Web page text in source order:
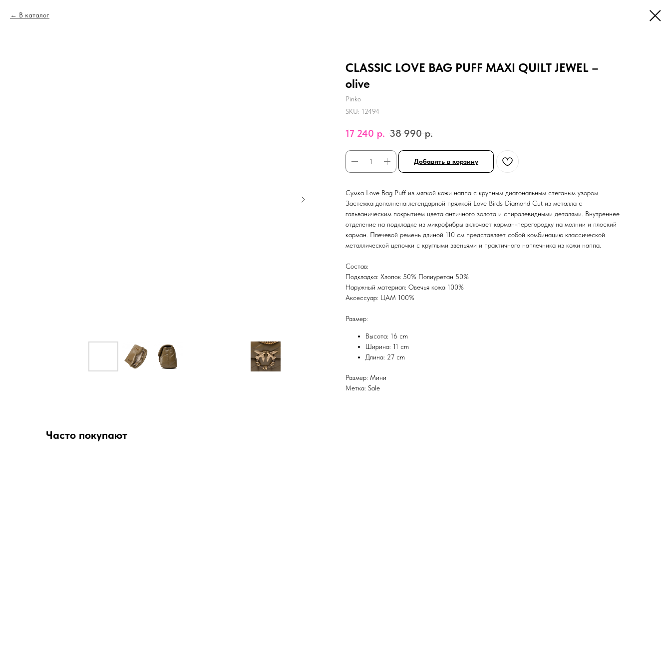
В каталог
CLASSIC LOVE BAG PUFF MAXI QUILT JEWEL –
olive
Pinko
SKU: 12494
17 240 р. 38 990 р.
Добавить в корзину
Сумка Love Bag Puff из мягкой кожи наппа с крупным диагональным стеганым узором.
Застежка дополнена легендарной пряжкой Love Birds Diamond Cut из металла с
гальваническим покрытием цвета античного золота и спиралевидными деталями. Внутреннее
отделение на подкладке из микрофибры включает карман-перегородку на молнии и плоский
карман. Плечевой ремень длиной 110 см представляет собой комбинацию классической
металлической цепочки с круглыми звеньями и практичного наплечника из кожи наппа.
Состав:
Подкладка: Хлопок 50% Полиуретан 50%
Наружный материал: Овечья кожа 100%
Аксессуар: ЦАМ 100%
Размер:
Высота: 16 cm
Ширина: 11 cm
Длина: 27 cm
Размер: Мини
Метка: Sale
Часто покупают